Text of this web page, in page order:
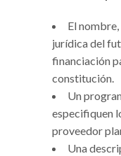
El
jurídica del
financiación
constitución.
Un
especifiquen
proveedor
Una